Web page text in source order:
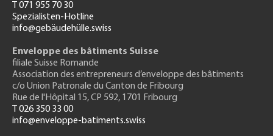
T 071 955 70 30
Spezialisten-Hotline
info@gebäudehülle.swiss
Enveloppe des bâtiments Suisse
filiale Suisse Romande
Association des entrepreneurs d’enveloppe des bâtiments
c/o Union Patronale du Canton de Fribourg
Rue de l'Hôpital 15, CP 592, 1701 Fribourg
T 026 350 33 00
info@enveloppe-batiments.swiss